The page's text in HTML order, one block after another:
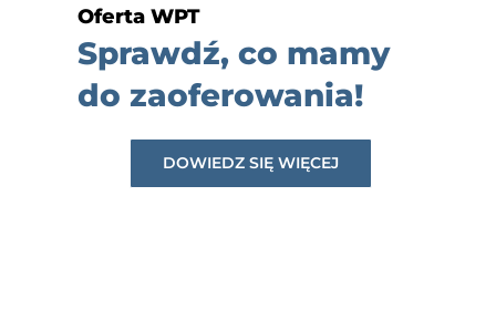
Oferta WPT
Sprawdź, co mamy
do zaoferowania!
DOWIEDZ SIĘ WIĘCEJ